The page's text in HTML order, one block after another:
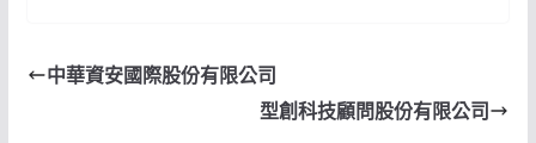
中華資安國際股份有限公司
型創科技顧問股份有限公司